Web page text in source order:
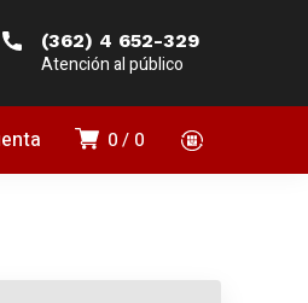
(362) 4 652-329
Atención al público
0 0